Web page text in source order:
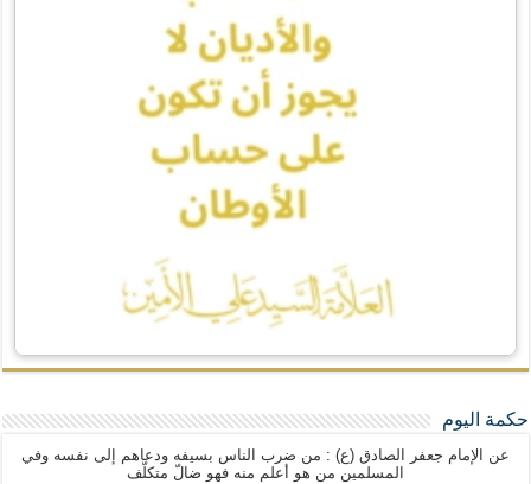
حكمة اليوم
عن الإمام جعفر الصادق (ع) : من ضرب الناس بسيفه ودعاهم إلى نفسه وفي
المسلمين من هو أعلم منه فهو ضالّ متكلّف